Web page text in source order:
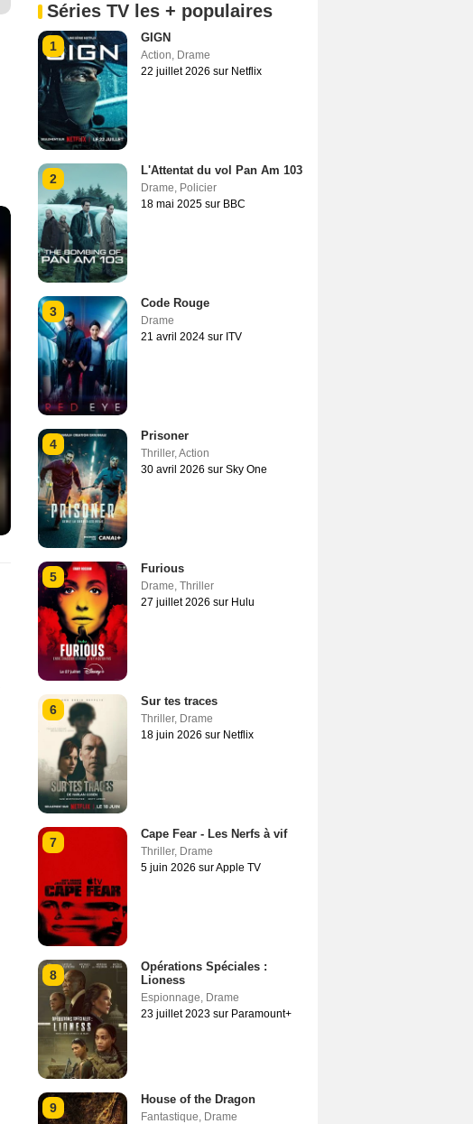
Séries TV les + populaires
1
GIGN
Action, Drame
22 juillet 2026 sur Netflix
2
L'Attentat du vol Pan Am 103
Drame, Policier
18 mai 2025 sur BBC
3
Code Rouge
Drame
21 avril 2024 sur ITV
4
Prisoner
Thriller,Action
30 avril 2026 sur Sky One
5
Furious
Drame, Thriller
27 juillet 2026 sur Hulu
6
Sur tes traces
Thriller, Drame
18 juin 2026 sur Netflix
7
Cape Fear - Les Nerfs à vif
Thriller, Drame
5 juin 2026 sur Apple TV
8
Opérations Spéciales :
Lioness
Espionnage, Drame
23 juillet 2023 sur Paramount+
9
House of the Dragon
Fantastique, Drame